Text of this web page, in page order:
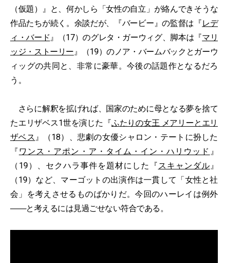
（仮題）』と、何かしら「女性の自立」が絡んできそうな
作品たちが続く。余談だが、『バービー』の監督は『レデ
ィ・バード 』（17）のグレタ・ガーウィグ、脚本は『マリ
ッジ・ストーリー 』（19）のノア・バームバックとガーウ
ィッグの共同と、非常に豪華。今後の話題作となるだろ
う。
さらに解釈を拡げれば、国家のために母となる夢を捨て
たエリザベス1世を演じた『ふたりの女王 メアリーとエリ
ザベス 』（18）、悲劇の女優シャロン・テートに扮した
『 ワンス・アポン・ア・タイム・イン・ハリウッド 』
（19）、セクハラ事件を題材にした『 スキャンダル 』
（19）など、マーゴットの出演作は一貫して「女性と社
会」を考えさせるものばかりだ。今回のハーレイは例外
――と考えるには見過ごせない符合である。